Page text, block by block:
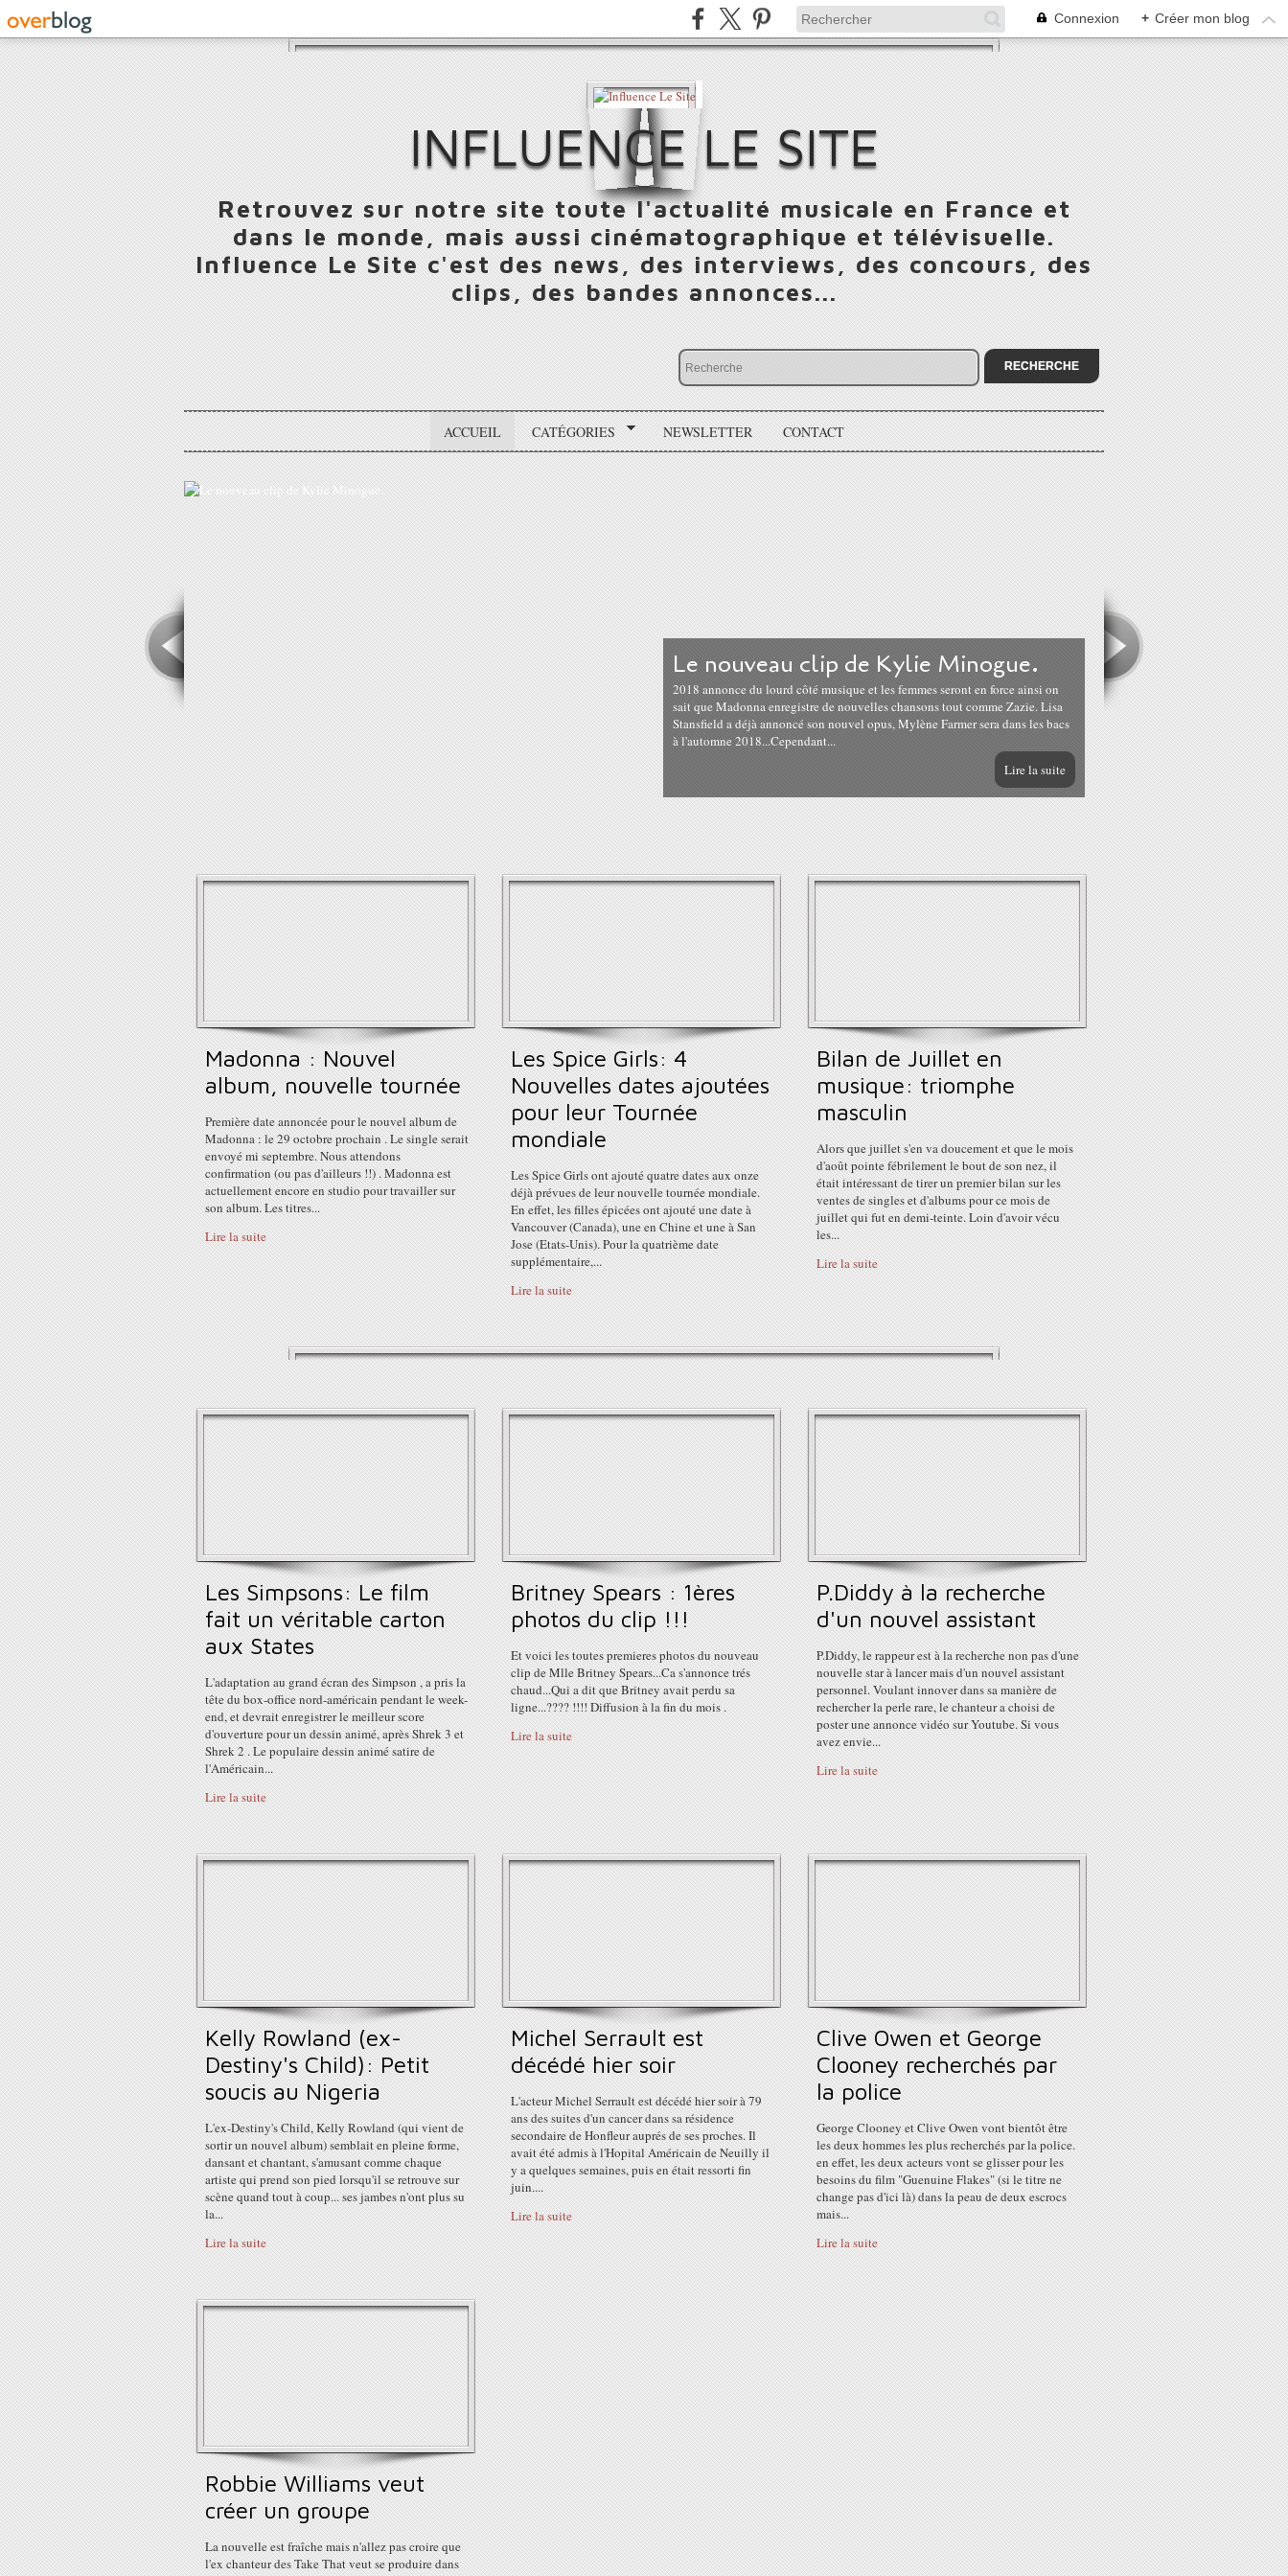
Connexion + Créer mon blog
INFLUENCE LE SITE
Retrouvez sur notre site toute l'actualité musicale en France et
dans le monde, mais aussi cinématographique et télévisuelle.
Influence Le Site c'est des news, des interviews, des concours, des
clips, des bandes annonces...
ACCUEIL CATÉGORIES NEWSLETTER CONTACT
Le nouveau clip de Kylie Minogue.
2018 annonce du lourd côté musique et les femmes seront en force ainsi on
sait que Madonna enregistre de nouvelles chansons tout comme Zazie. Lisa
Stansfield a déjà annoncé son nouvel opus, Mylène Farmer sera dans les bacs
à l'automne 2018...Cependant...
Lire la suite
Madonna : Nouvel
album, nouvelle tournée
Première date annoncée pour le nouvel album de
Madonna : le 29 octobre prochain . Le single serait
envoyé mi septembre. Nous attendons
confirmation (ou pas d'ailleurs !!) . Madonna est
actuellement encore en studio pour travailler sur
son album. Les titres...
Lire la suite
Les Spice Girls: 4
Nouvelles dates ajoutées
pour leur Tournée
mondiale
Les Spice Girls ont ajouté quatre dates aux onze
déjà prévues de leur nouvelle tournée mondiale.
En effet, les filles épicées ont ajouté une date à
Vancouver (Canada), une en Chine et une à San
Jose (Etats-Unis). Pour la quatrième date
supplémentaire,...
Lire la suite
Bilan de Juillet en
musique: triomphe
masculin
Alors que juillet s'en va doucement et que le mois
d'août pointe fébrilement le bout de son nez, il
était intéressant de tirer un premier bilan sur les
ventes de singles et d'albums pour ce mois de
juillet qui fut en demi-teinte. Loin d'avoir vécu
les...
Lire la suite
Les Simpsons: Le film
fait un véritable carton
aux States
L'adaptation au grand écran des Simpson , a pris la
tête du box-office nord-américain pendant le week-
end, et devrait enregistrer le meilleur score
d'ouverture pour un dessin animé, après Shrek 3 et
Shrek 2 . Le populaire dessin animé satire de
l'Américain...
Lire la suite
Britney Spears : 1ères
photos du clip !!!
Et voici les toutes premieres photos du nouveau
clip de Mlle Britney Spears...Ca s'annonce trés
chaud...Qui a dit que Britney avait perdu sa
ligne...???? !!!! Diffusion à la fin du mois .
Lire la suite
P.Diddy à la recherche
d'un nouvel assistant
P.Diddy, le rappeur est à la recherche non pas d'une
nouvelle star à lancer mais d'un nouvel assistant
personnel. Voulant innover dans sa manière de
rechercher la perle rare, le chanteur a choisi de
poster une annonce vidéo sur Youtube. Si vous
avez envie...
Lire la suite
Kelly Rowland (ex-
Destiny's Child): Petit
soucis au Nigeria
L'ex-Destiny's Child, Kelly Rowland (qui vient de
sortir un nouvel album) semblait en pleine forme,
dansant et chantant, s'amusant comme chaque
artiste qui prend son pied lorsqu'il se retrouve sur
scène quand tout à coup... ses jambes n'ont plus su
la...
Lire la suite
Michel Serrault est
décédé hier soir
L'acteur Michel Serrault est décédé hier soir à 79
ans des suites d'un cancer dans sa résidence
secondaire de Honfleur auprés de ses proches. Il
avait été admis à l'Hopital Américain de Neuilly il
y a quelques semaines, puis en était ressorti fin
juin....
Lire la suite
Clive Owen et George
Clooney recherchés par
la police
George Clooney et Clive Owen vont bientôt être
les deux hommes les plus recherchés par la police.
en effet, les deux acteurs vont se glisser pour les
besoins du film "Guenuine Flakes" (si le titre ne
change pas d'ici là) dans la peau de deux escrocs
mais...
Lire la suite
Robbie Williams veut
créer un groupe
La nouvelle est fraîche mais n'allez pas croire que
l'ex chanteur des Take That veut se produire dans